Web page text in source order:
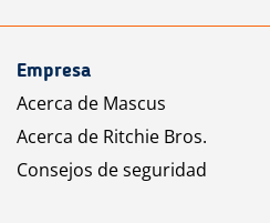
Empresa
Acerca de Mascus
Acerca de Ritchie Bros.
Consejos de seguridad